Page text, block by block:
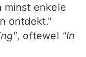
minst enkele
ontdekt."
, oftewel "In